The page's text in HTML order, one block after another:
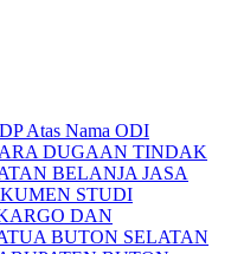
Atas Nama ODI
DUGAAN TINDAK
BELANJA JASA
STUDI
DAN
BUTON SELATAN